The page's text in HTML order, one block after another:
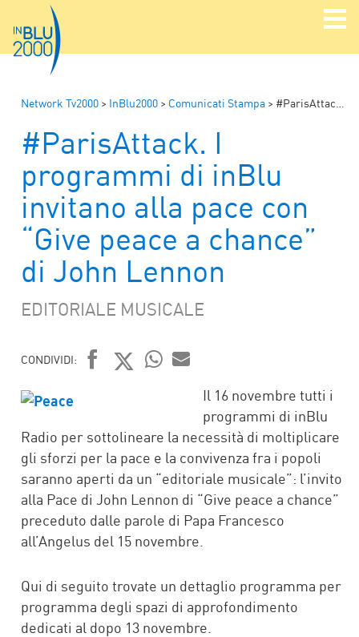
Network Tv2000 > InBlu2000 > Comunicati Stampa > #ParisAttack. I programmi di inBlu invitano alla pace con “Give peace a chance” di John Lennon
#ParisAttack. I
programmi di inBlu
invitano alla pace con
“Give peace a chance”
di John Lennon
EDITORIALE MUSICALE
CONDIVIDI:
WHATSAPP
MAILIl 16 novembre tutti i
programmi di inBlu
Radio per sottolineare la necessità di moltiplicare
gli sforzi per la pace e la convivenza fra i popoli
saranno aperti da un “editoriale musicale”: l’invito
alla Pace di John Lennon di “Give peace a chance”
preceduto dalle parole di Papa Francesco
all’Angelus del 15 novembre.
Qui di seguito trovate un dettaglio programma per
programma degli spazi di approfondimento
dedicati al dopo 13 novembre.